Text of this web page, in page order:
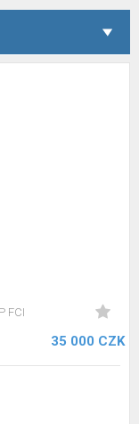
FCI
35 000 CZK